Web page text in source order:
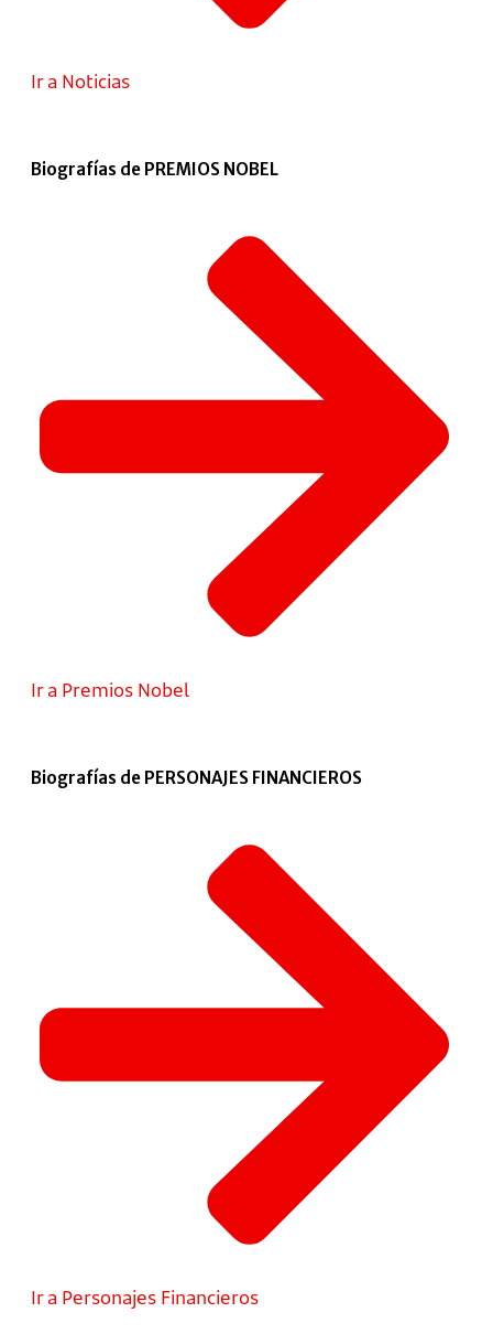
Ir a Noticias
Biografías de PREMIOS NOBEL
Ir a Premios Nobel
Biografías de PERSONAJES FINANCIEROS
Ir a Personajes Financieros